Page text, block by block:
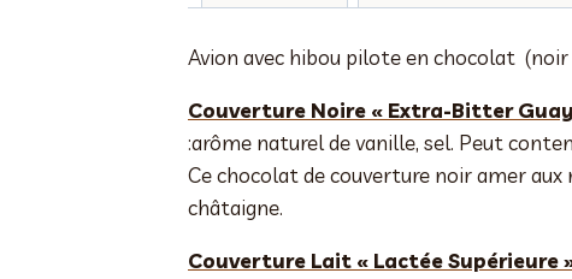
Avion avec hibou pilote en chocolat
Couverture Noire « Extra-Bitter
:arôme naturel de vanille, sel. Peut
Ce chocolat de couverture noir amer
châtaigne.
Couverture Lait « Lactée Supérieure